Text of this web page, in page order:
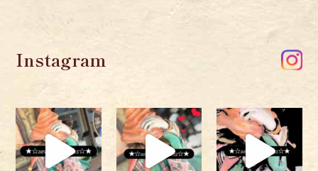
Instagram